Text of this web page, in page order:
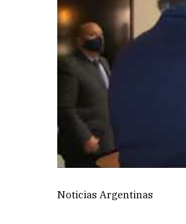
Noticias Argentinas